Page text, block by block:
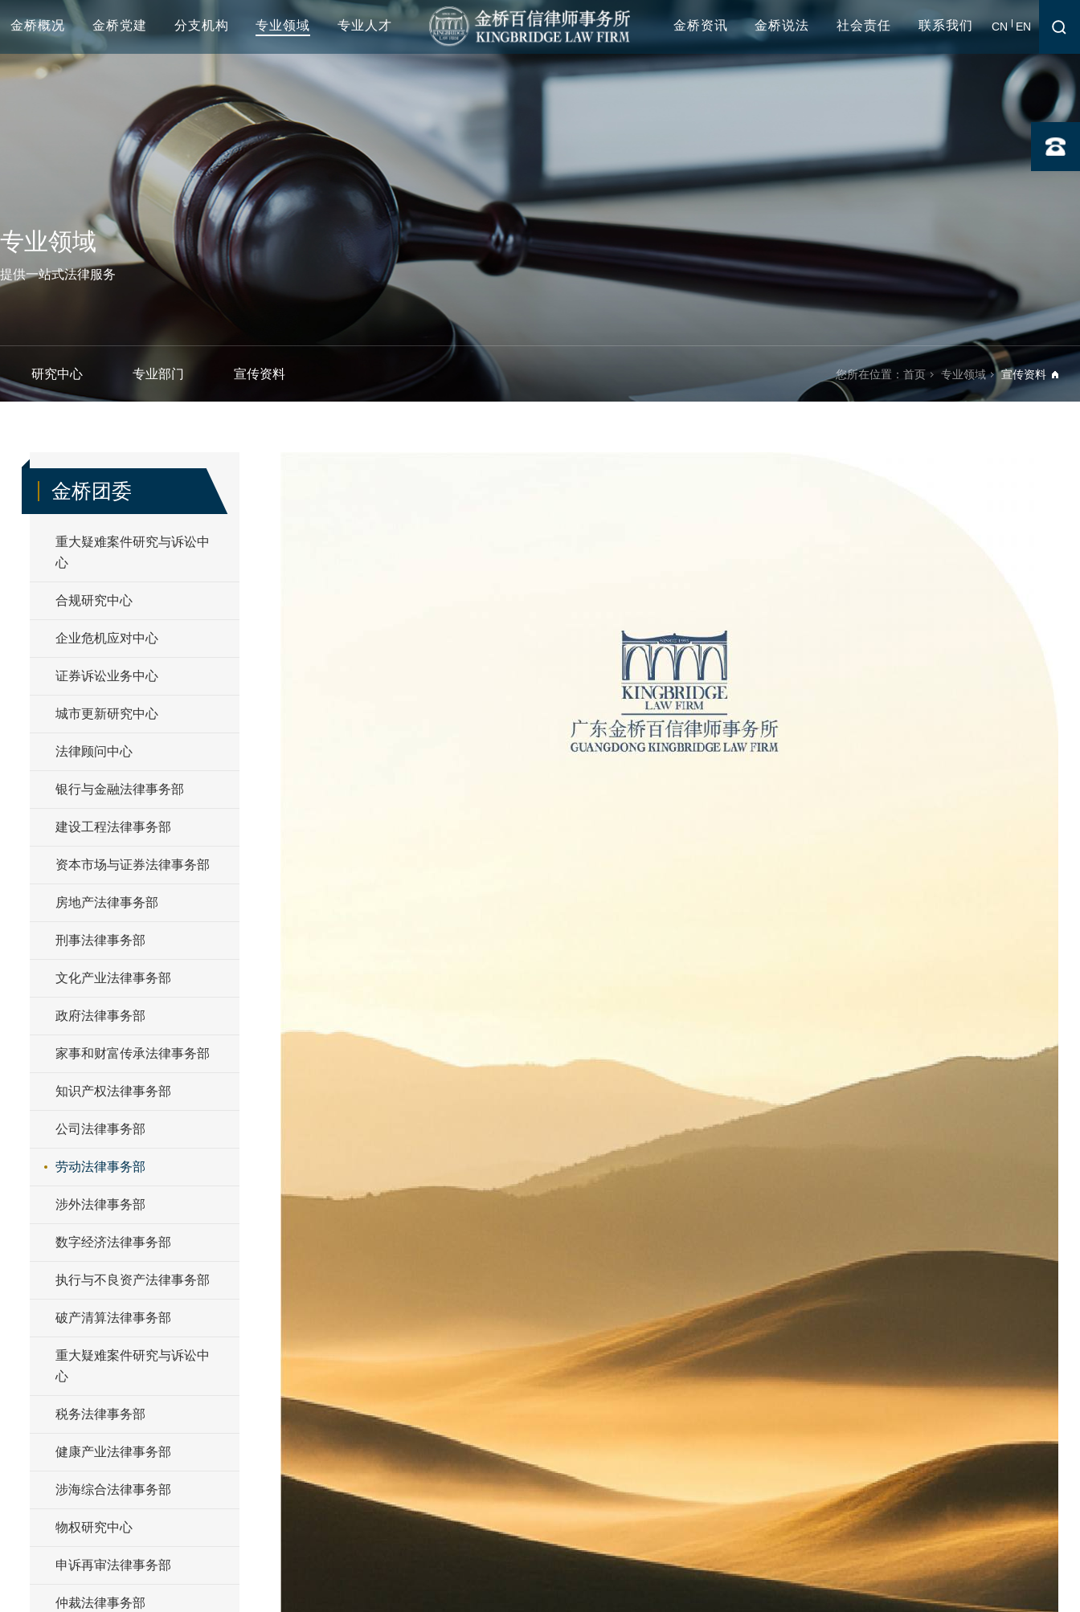
金桥概况 金桥党建 分支机构 专业领域 专业人才 金桥资讯 金桥说法 社会责任 联系我们 CN EN
专业领域
提供一站式法律服务
研究中心 专业部门 宣传资料 您所在位置：首页 专业领域 宣传资料
金桥团委
重大疑难案件研究与诉讼中
心
合规研究中心
企业危机应对中心
证券诉讼业务中心
城市更新研究中心
法律顾问中心
银行与金融法律事务部
建设工程法律事务部
资本市场与证券法律事务部
房地产法律事务部
刑事法律事务部
文化产业法律事务部
政府法律事务部
家事和财富传承法律事务部
知识产权法律事务部
公司法律事务部
劳动法律事务部
涉外法律事务部
数字经济法律事务部
执行与不良资产法律事务部
破产清算法律事务部
重大疑难案件研究与诉讼中
心
税务法律事务部
健康产业法律事务部
涉海综合法律事务部
物权研究中心
申诉再审法律事务部
仲裁法律事务部